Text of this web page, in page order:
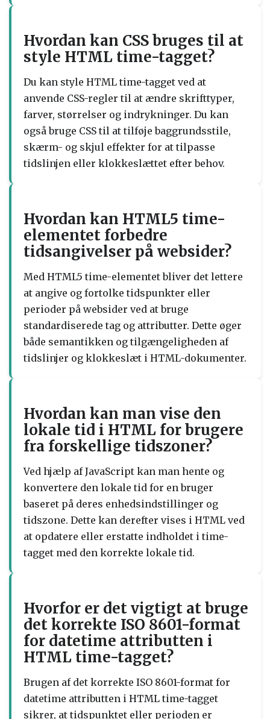
Hvordan kan CSS bruges til at
style HTML time-tagget?
Du kan style HTML time-tagget ved at
anvende CSS-regler til at ændre skrifttyper,
farver, størrelser og indrykninger. Du kan
også bruge CSS til at tilføje baggrundsstile,
skærm- og skjul effekter for at tilpasse
tidslinjen eller klokkeslættet efter behov.
Hvordan kan HTML5 time-
elementet forbedre
tidsangivelser på websider?
Med HTML5 time-elementet bliver det lettere
at angive og fortolke tidspunkter eller
perioder på websider ved at bruge
standardiserede tag og attributter. Dette øger
både semantikken og tilgængeligheden af
tidslinjer og klokkeslæt i HTML-dokumenter.
Hvordan kan man vise den
lokale tid i HTML for brugere
fra forskellige tidszoner?
Ved hjælp af JavaScript kan man hente og
konvertere den lokale tid for en bruger
baseret på deres enhedsindstillinger og
tidszone. Dette kan derefter vises i HTML ved
at opdatere eller erstatte indholdet i time-
tagget med den korrekte lokale tid.
Hvorfor er det vigtigt at bruge
det korrekte ISO 8601-format
for datetime attributten i
HTML time-tagget?
Brugen af det korrekte ISO 8601-format for
datetime attributten i HTML time-tagget
sikrer, at tidspunktet eller perioden er